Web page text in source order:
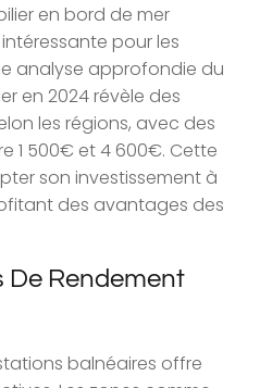
en bord de mer
pour les
analyse approfondie du
en 2024 révèle des
les régions, avec des
1 500€ et 4 600€. Cette
son investissement à
des avantages des
De Rendement
balnéaires offre